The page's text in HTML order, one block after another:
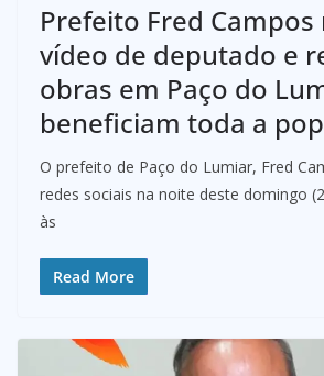
Prefeito Fred
vídeo de deputado e
obras em Paço do
beneficiam toda a
O prefeito de Paço do Lumiar, Fred
redes sociais na noite deste domingo
às
Read More